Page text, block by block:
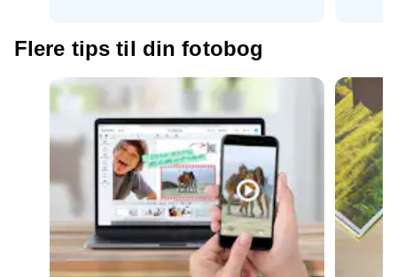
Flere tips til din fotobog